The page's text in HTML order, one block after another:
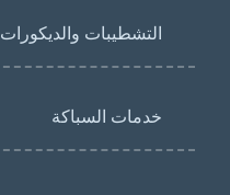
التشطيبات والديكورات Landscape
خدمات السباكة